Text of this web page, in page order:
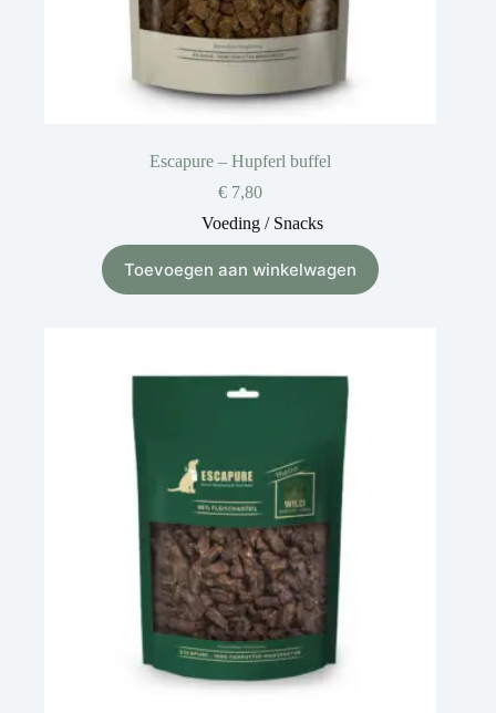
Escapure – Hupferl buffel
€ 7,80
Voeding / Snacks
Toevoegen aan winkelwagen